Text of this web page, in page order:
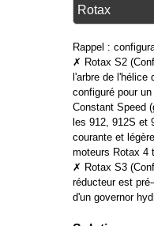
Rotax
Rappel :
✗ Rotax S2
l'arbre de l'hélice
configuré pour
Constant Speed
les 912, 912S et
courante et
moteurs Rotax 4
✗ Rotax S3
réducteur est
d'un governor